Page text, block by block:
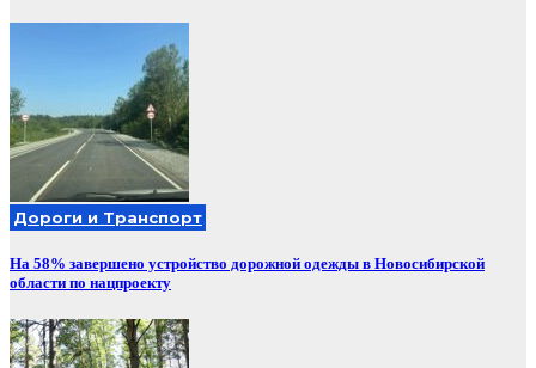
Дороги и Транспорт
На 58% завершено устройство дорожной одежды в Новосибирской
области по нацпроекту